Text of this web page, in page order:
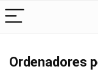
Ordenadores